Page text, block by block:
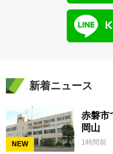
新着ニュース
NEW
赤磐市
岡山
1時間前